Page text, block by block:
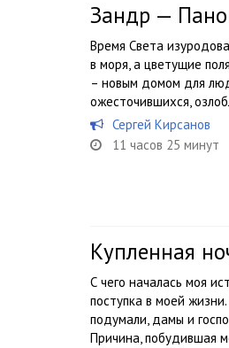
Зандр —
Время Света
в моря, а цветущие
– новым домом для
ожесточившихся,
Сергей Кирсанов
11 часов 25 минут
Купленная
С чего началась моя
поступка в моей
подумали, дамы и
Причина, побудившая